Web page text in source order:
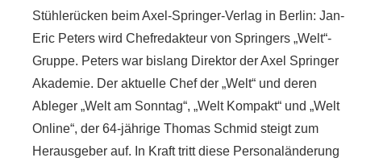
Stühlerücken beim Axel-Springer-Verlag in Berlin: Jan-
Eric Peters wird Chefredakteur von Springers „Welt“-
Gruppe. Peters war bislang Direktor der Axel Springer
Akademie. Der aktuelle Chef der „Welt“ und deren
Ableger „Welt am Sonntag“, „Welt Kompakt“ und „Welt
Online“, der 64-jährige Thomas Schmid steigt zum
Herausgeber auf. In Kraft tritt diese Personaländerung